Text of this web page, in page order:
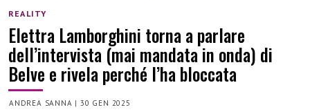
REALITY
Elettra Lamborghini torna a parlare
dell’intervista (mai mandata in onda) di
Belve e rivela perché l’ha bloccata
ANDREA SANNA |30 GEN 2025